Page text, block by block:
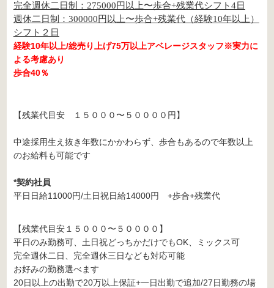
完全週休二日制：275000円以上〜歩合+残業代シフト4日
週休二日制：300000円以上〜歩合+残業代（経験10年以上）
シフト２日
経験10年以上/総売り上げ75万以上アベレージスタッフ※実力に
よる考慮あり
歩合40％
【残業代目安 １５０００〜５００００円】
中途採用生え抜き年数にかかわらず、歩合もあるので年数以上
のお給料も可能です
*契約社員
平日日給11000円/土日祝日給14000円 +歩合+残業代
【残業代目安１５０００〜５００００】
平日のみ勤務可、土日祝どっちかだけでもOK、ミックス可
完全週休二日、完全週休三日なども対応可能
お好みの勤務選べます
20日以上の出勤で20万以上保証+一日出勤で追加/27日勤務の場